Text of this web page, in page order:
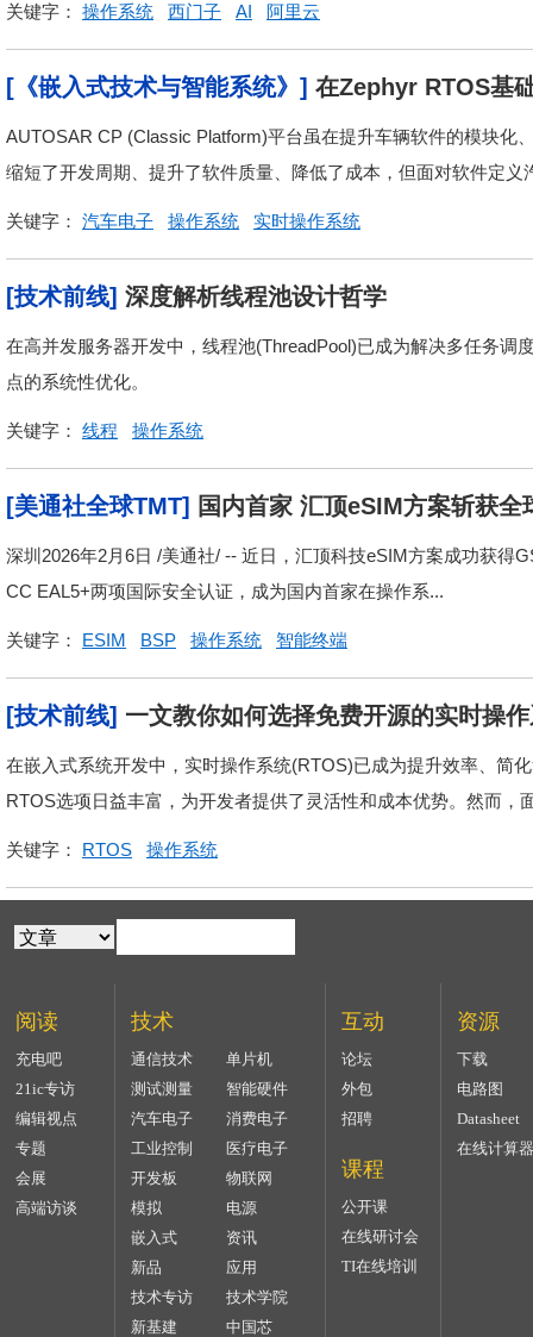
关键字： 操作系统 西门子 AI 阿里云
[《嵌入式技术与智能系统》] 在Zephyr RTOS基
系统
AUTOSAR CP (Classic Platform)平台虽在提升车辆软件的模块化
缩短了开发周期、提升了软件质量、降低了成本，但面对软件定义
关键字： 汽车电子 操作系统 实时操作系统
[技术前线] 深度解析线程池设计哲学
在高并发服务器开发中，线程池(ThreadPool)已成为解决多任务
点的系统性优化。
关键字： 线程 操作系统
[美通社全球TMT] 国内首家 汇顶eSIM方案斩获全
深圳2026年2月6日 /美通社/ -- 近日，汇顶科技eSIM方案成功获得
CC EAL5+两项国际安全认证，成为国内首家在操作系...
关键字： ESIM BSP 操作系统 智能终端
[技术前线] 一文教你如何选择免费开源的实时操
在嵌入式系统开发中，实时操作系统(RTOS)已成为提升效率、简
RTOS选项日益丰富，为开发者提供了灵活性和成本优势。然而
关键字： RTOS 操作系统
阅读
充电吧
21ic专访
编辑视点
专题
会展
高端访谈
技术
通信技术
单片机
测试测量
智能硬件
汽车电子
消费电子
工业控制
医疗电子
开发板
物联网
模拟
电源
嵌入式
资讯
新品
应用
技术专访
技术学院
新基建
中国芯
互动
论坛
外包
招聘
课程
公开课
在线研讨会
TI在线培训
资源
下载
电路图
Datasheet
在线计算器